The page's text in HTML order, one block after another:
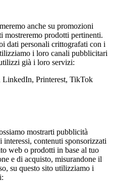
anche su promozioni
mostreremo prodotti pertinenti.
dati personali crittografati con i
i loro canali pubblicitari
già i loro servizi:
Printerest, TikTok
mostrarti pubblicità
interessi, contenuti sponsorizzati
web o prodotti in base al tuo
e di acquisto, misurandone il
su questo sito utilizziamo i